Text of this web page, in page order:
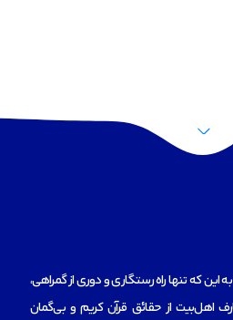
که تنها راه رستگاری و دوری از گمراهی،
اهل‌بیت از حقائق قرآن کریم و بی‌گمان